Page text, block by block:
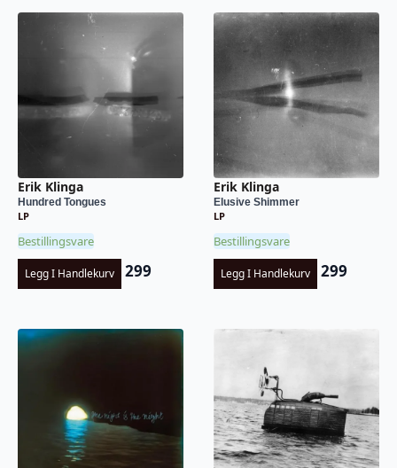
Erik Klinga
Hundred Tongues
LP
Bestillingsvare
Legg I Handlekurv 299
Erik Klinga
Elusive Shimmer
LP
Bestillingsvare
Legg I Handlekurv 299